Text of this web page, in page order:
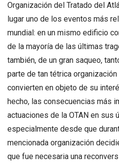
Organización del Tratado del
lugar uno de los eventos más
mundial: en un mismo edificio
de la mayoría de las últimas
también, de un gran saqueo,
parte de tan tétrica
convierten en objeto de su
hecho, las consecuencias más
actuaciones de la OTAN en sus
especialmente desde que
mencionada organización
que fue necesaria una